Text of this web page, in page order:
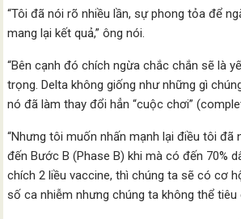
“Tôi đã nói rõ nhiều lần, sự phong tỏa để
mang lại kết quả,” ông nói.
“Bên cạnh đó chích ngừa chắc chắn sẽ là
trọng. Delta không giống như những gì
nó đã làm thay đổi hẳn “cuộc chơi”
“Nhưng tôi muốn nhấn mạnh lại điều tôi đã
đến Bước B (Phase B) khi mà có đến 70%
chích 2 liều vaccine, thì chúng ta sẽ có cơ
số ca nhiễm nhưng chúng ta không thể tiêu